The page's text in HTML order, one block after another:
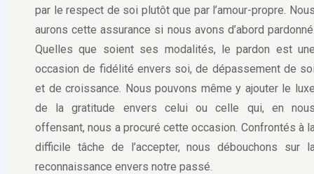
par le respect de soi plutôt que par l’amour-propre.
aurons cette assurance si nous avons d’abord
Quelles que soient ses modalités, le pardon est
occasion de fidélité envers soi, de dépassement de
et de croissance. Nous pouvons même y ajouter le
de la gratitude envers celui ou celle qui, en
offensant, nous a procuré cette occasion. Confrontés à
difficile tâche de l’accepter, nous débouchons sur
reconnaissance envers notre passé.